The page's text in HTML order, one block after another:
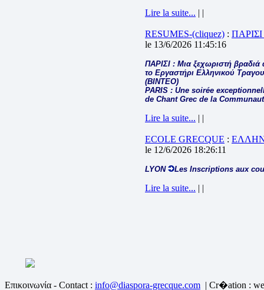
Lire la suite... | |
RESUMES-(cliquez) : ΠΑΡΙΣΙ
le 13/6/2026 11:45:16
ΠΑΡΙΣΙ : Μια ξεχωριστή βραδιά
το Εργαστήρι Ελληνικού
(ΒΙΝΤΕΟ)
PARIS : Une soirée
de Chant Grec de la
Lire la suite... | |
ECOLE GRECQUE :
le 12/6/2026 18:26:11
LYON Les Inscriptions aux
Lire la suite... | |
Επικοινωνία - Contact : info@diaspora-grecque.com | Cr�ation :